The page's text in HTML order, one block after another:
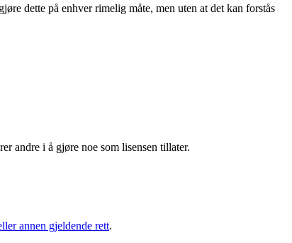
dette på enhver rimelig måte, men uten at det kan forstås
andre i å gjøre noe som lisensen tillater.
annen gjeldende rett.